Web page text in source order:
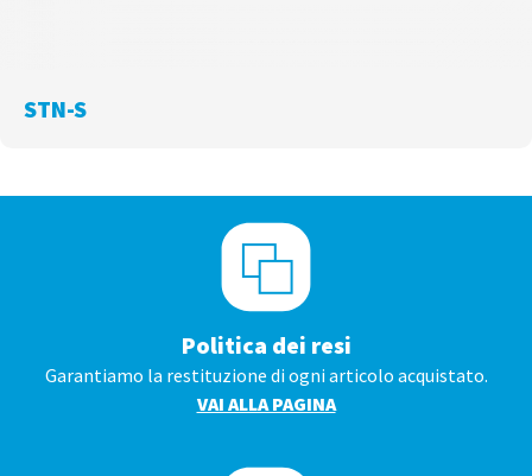
STN-S
Politica dei resi
Garantiamo la restituzione di ogni articolo acquistato.
VAI ALLA PAGINA